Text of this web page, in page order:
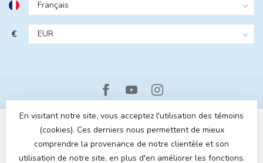
€
En visitant notre site, vous acceptez l'utilisation des témoins
(cookies). Ces derniers nous permettent de mieux
comprendre la provenance de notre clientèle et son
utilisation de notre site, en plus d'en améliorer les fonctions.